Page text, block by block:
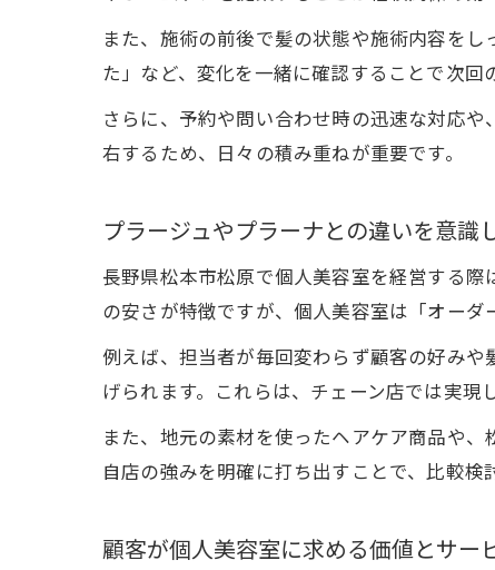
また、施術の前後で髪の状態や施術内容を
た」など、変化を一緒に確認することで次回
さらに、予約や問い合わせ時の迅速な対応
右するため、日々の積み重ねが重要です。
プラージュやプラーナとの違いを意識
長野県松本市松原で個人美容室を経営する
の安さが特徴ですが、個人美容室は「オーダ
例えば、担当者が毎回変わらず顧客の好み
げられます。これらは、チェーン店では実現
また、地元の素材を使ったヘアケア商品や
自店の強みを明確に打ち出すことで、比較検
顧客が個人美容室に求める価値とサー